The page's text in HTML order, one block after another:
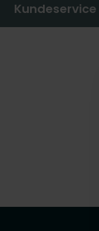
Kundeservice